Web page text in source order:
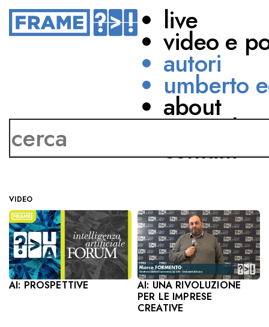
live
video e
autori
umberto
about
network
contatti
Marco Formento
VIDEO
AI: PROSPETTIVE
AI: UNA RIVOLUZIONE
PER LE IMPRESE
CREATIVE